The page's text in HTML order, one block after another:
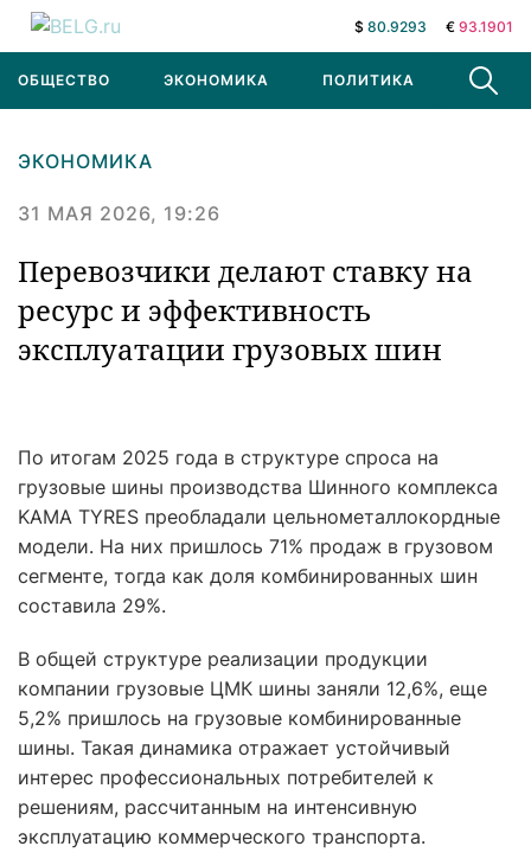
$ 80.9293 € 93.1901
ОБЩЕСТВО ЭКОНОМИКА ПОЛИТИКА В МИРЕ
ЭКОНОМИКА
31 МАЯ 2026, 19:26
Перевозчики делают ставку на
ресурс и эффективность
эксплуатации грузовых шин
По итогам 2025 года в структуре спроса на
грузовые шины производства Шинного комплекса
KAMA TYRES преобладали цельнометаллокордные
модели. На них пришлось 71% продаж в грузовом
сегменте, тогда как доля комбинированных шин
составила 29%.
В общей структуре реализации продукции
компании грузовые ЦМК шины заняли 12,6%, еще
5,2% пришлось на грузовые комбинированные
шины. Такая динамика отражает устойчивый
интерес профессиональных потребителей к
решениям, рассчитанным на интенсивную
эксплуатацию коммерческого транспорта.